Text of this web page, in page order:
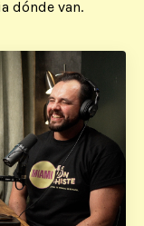
dónde van.